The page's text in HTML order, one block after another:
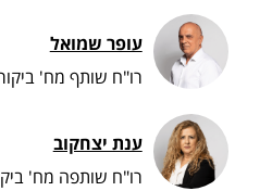
עופר שמואל
רו"ח שותף מח'
ענת יצחקוב
רו"ח שותפה מח'